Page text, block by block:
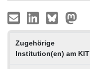
Zugehörige
Institution(en) am KIT